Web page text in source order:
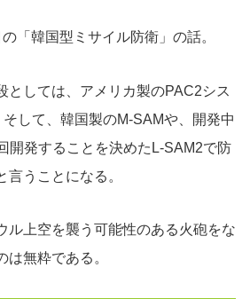
「韓国型ミサイル防衛」の話。
としては、アメリカ製のPAC2シス
して、韓国製のM-SAMや、開発中
開発することを決めたL-SAM2で防
言うことになる。
ル上空を襲う可能性のある火砲をな
は無粋である。